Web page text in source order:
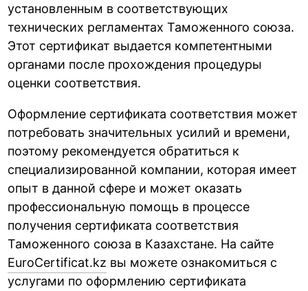
установленным в соответствующих
технических регламентах Таможенного союза.
Этот сертификат выдается компетентными
органами после прохождения процедуры
оценки соответствия.
Оформление сертификата соответствия может
потребовать значительных усилий и времени,
поэтому рекомендуется обратиться к
специализированной компании, которая имеет
опыт в данной сфере и может оказать
профессиональную помощь в процессе
получения сертификата соответствия
Таможенного союза в Казахстане. На сайте
EuroCertificat.kz вы можете ознакомиться с
услугами по оформлению сертификата